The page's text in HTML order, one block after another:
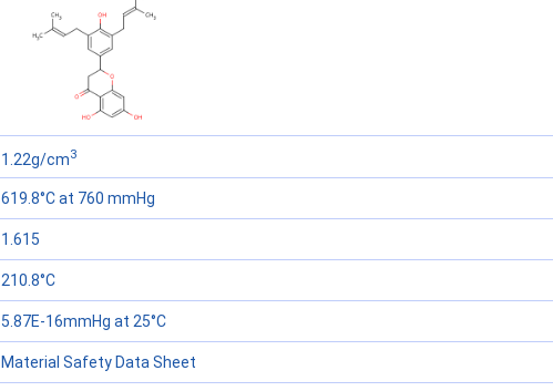
1.22g/cm3
619.8°C at 760 mmHg
1.615
210.8°C
5.87E-16mmHg at 25°C
Material Safety Data Sheet